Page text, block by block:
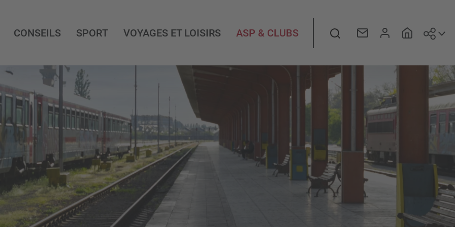
CONSEILS SPORT VOYAGES ET LOISIRS ASP & CLUBS Rechercher